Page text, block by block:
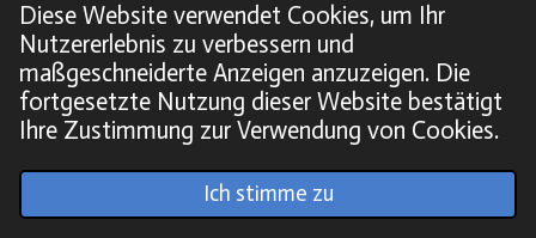
Diese Website verwendet Cookies, um Ihr
Nutzererlebnis zu verbessern und
maßgeschneiderte Anzeigen anzuzeigen. Die
fortgesetzte Nutzung dieser Website bestätigt
Ihre Zustimmung zur Verwendung von Cookies.
Ich stimme zu
© 2022 - 2026 Soundpics.de
Webador